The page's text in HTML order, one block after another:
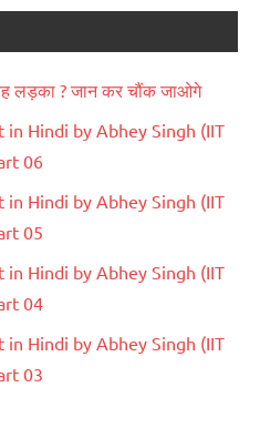
लड़का ? जान कर चौंक जाओगे
Hindi by Abhey Singh (IIT
06
Hindi by Abhey Singh (IIT
05
Hindi by Abhey Singh (IIT
04
Hindi by Abhey Singh (IIT
03